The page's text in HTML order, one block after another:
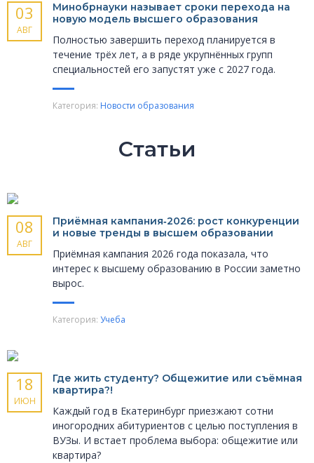
03
АВГ
Минобрнауки называет сроки перехода на
новую модель высшего образования
Полностью завершить переход планируется в
течение трёх лет, а в ряде укрупнённых групп
специальностей его запустят уже с 2027 года.
Категория: Новости образования
Статьи
08
АВГ
Приёмная кампания‑2026: рост конкуренции
и новые тренды в высшем образовании
Приёмная кампания 2026 года показала, что
интерес к высшему образованию в России заметно
вырос.
Категория: Учеба
18
ИЮН
Где жить студенту? Общежитие или съёмная
квартира?!
Каждый год в Екатеринбург приезжают сотни
иногородних абитуриентов с целью поступления в
ВУЗы. И встает проблема выбора: общежитие или
квартира?